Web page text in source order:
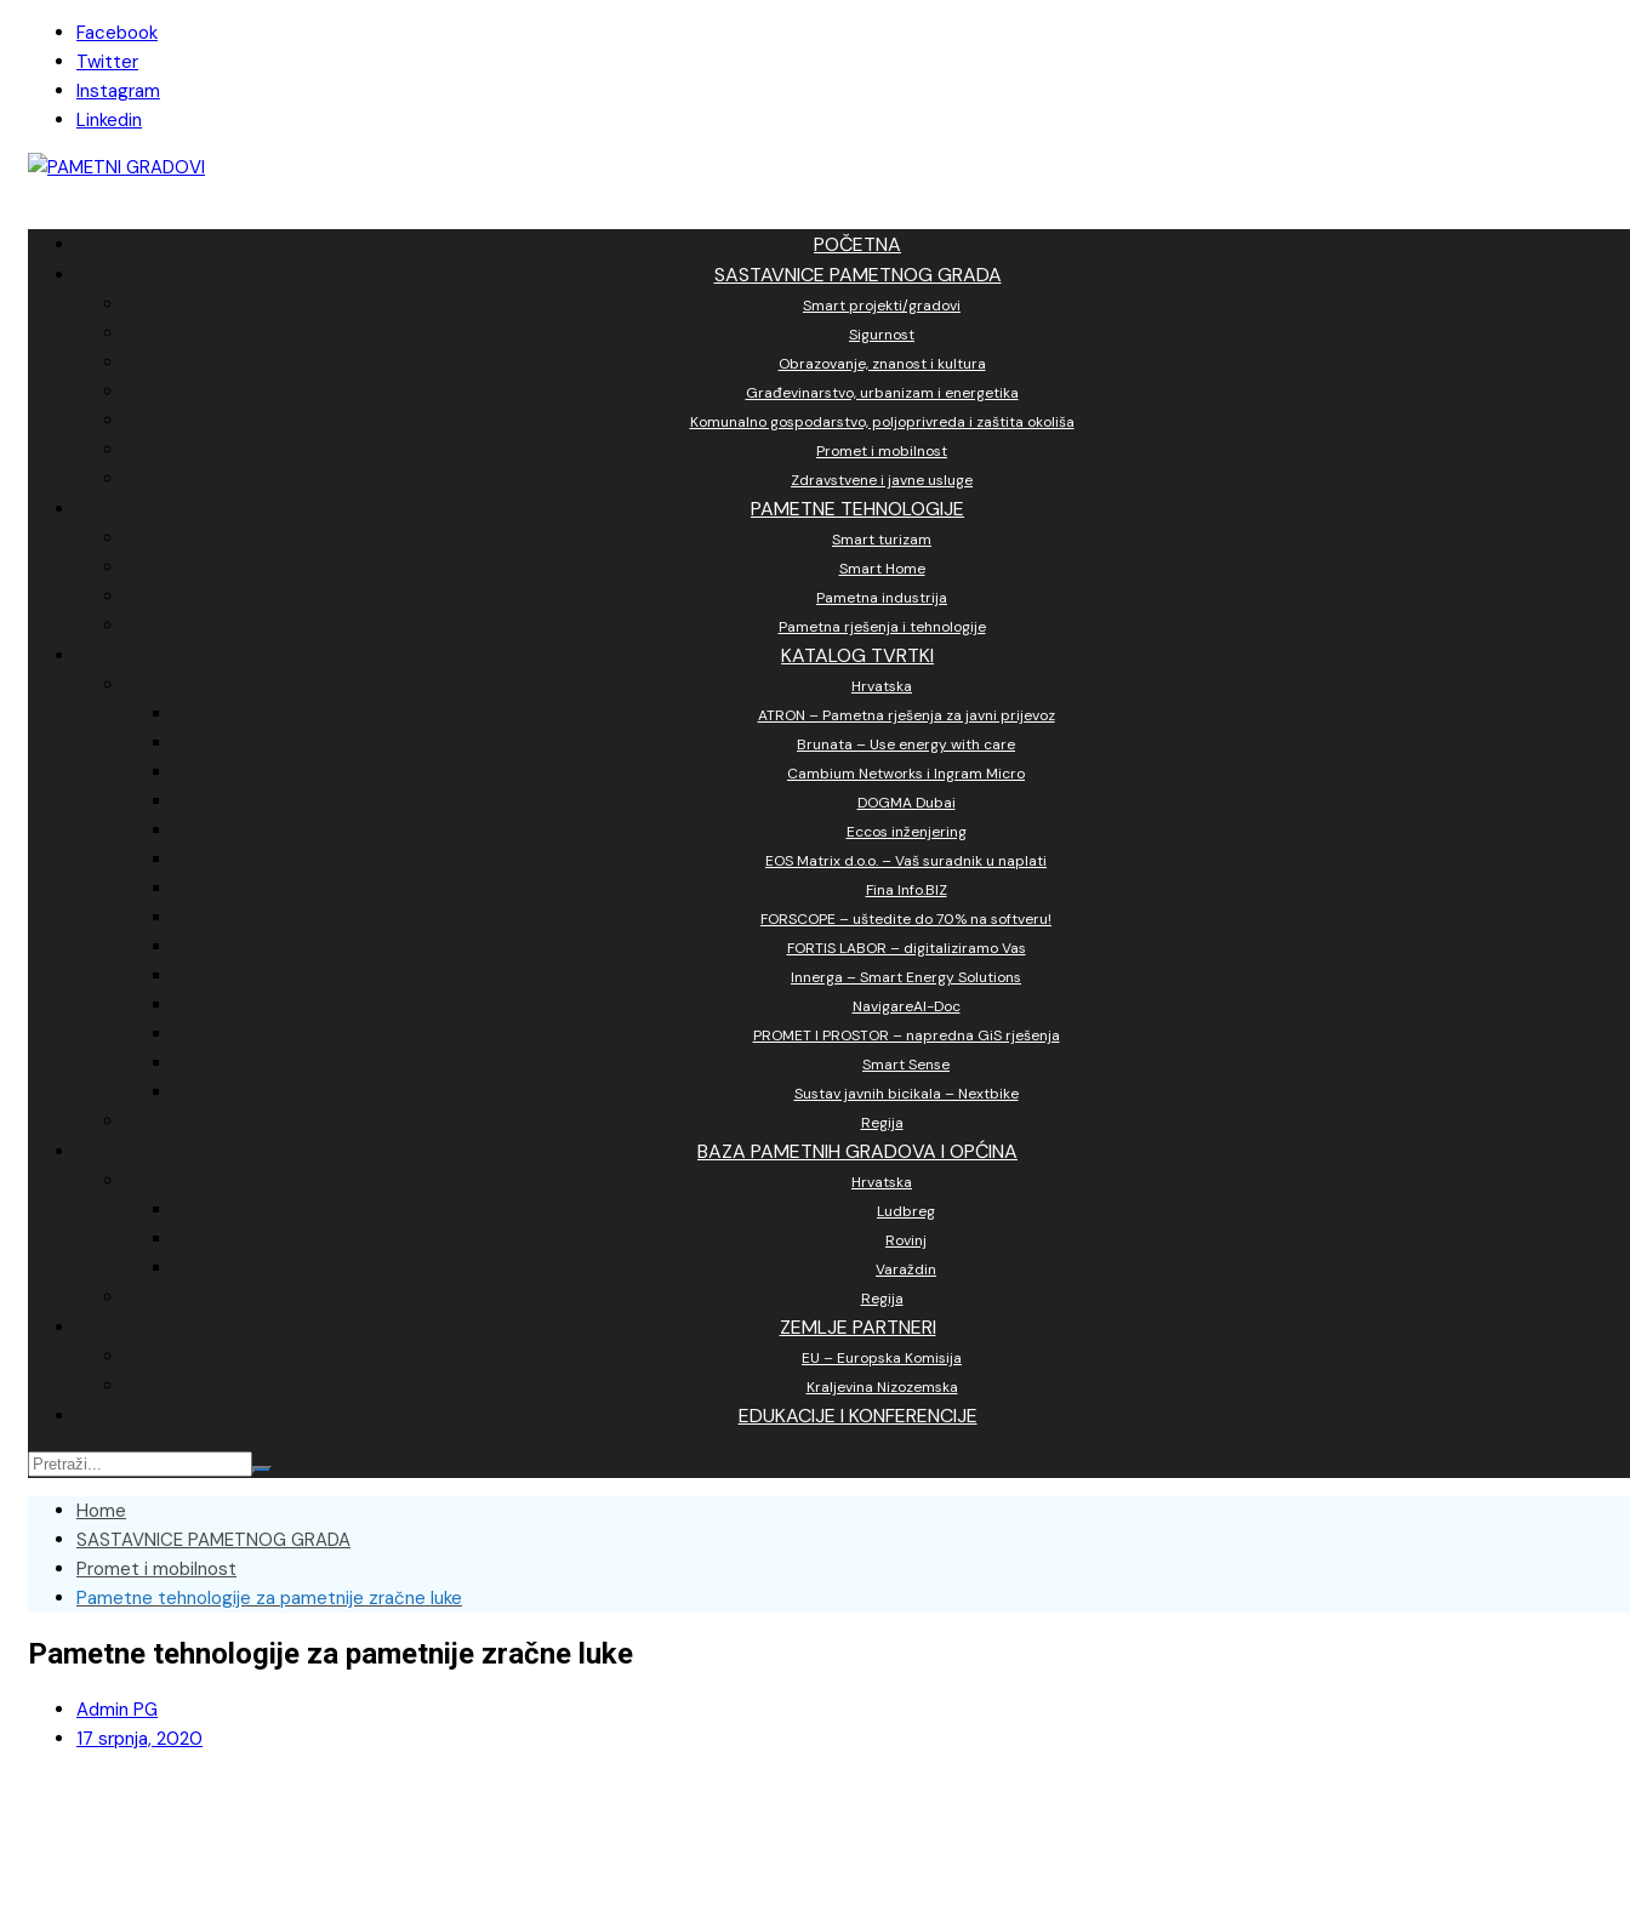
content
Facebook
Twitter
Instagram
Linkedin
POČETNA
SASTAVNICE PAMETNOG GRADA
Smart projekti/gradovi
Sigurnost
Obrazovanje, znanost i kultura
Građevinarstvo, urbanizam i energetika
Komunalno gospodarstvo, poljoprivreda i zaštita okoliša
Promet i mobilnost
Zdravstvene i javne usluge
PAMETNE TEHNOLOGIJE
Smart turizam
Smart Home
Pametna industrija
Pametna rješenja i tehnologije
KATALOG TVRTKI
Hrvatska
ATRON – Pametna rješenja za javni prijevoz
Brunata – Use energy with care
Cambium Networks i Ingram Micro
DOGMA Dubai
Eccos inženjering
EOS Matrix d.o.o. – Vaš suradnik u naplati
Fina Info.BIZ
FORSCOPE – uštedite do 70% na softveru!
FORTIS LABOR – digitaliziramo Vas
Innerga – Smart Energy Solutions
NavigareAI-Doc
PROMET I PROSTOR – napredna GiS rješenja
Smart Sense
Sustav javnih bicikala – Nextbike
Regija
BAZA PAMETNIH GRADOVA I OPĆINA
Hrvatska
Ludbreg
Rovinj
Varaždin
Regija
ZEMLJE PARTNERI
EU – Europska Komisija
Kraljevina Nizozemska
EDUKACIJE I KONFERENCIJE
Home
SASTAVNICE PAMETNOG GRADA
Promet i mobilnost
Pametne tehnologije za pametnije zračne luke
Pametne tehnologije za pametnije zračne luke
Admin PG
17 srpnja, 2020